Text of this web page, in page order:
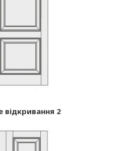
відкривання 2